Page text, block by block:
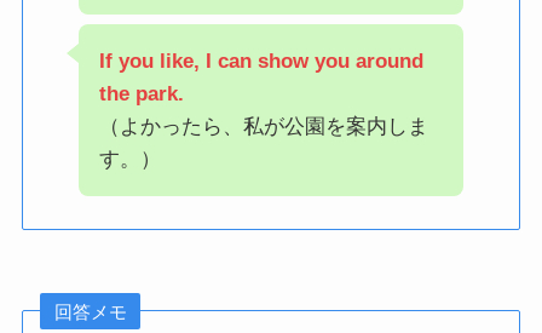
If you like, I can show you around
the park.
（よかったら、私が公園を案内しま
す。）
回答メモ